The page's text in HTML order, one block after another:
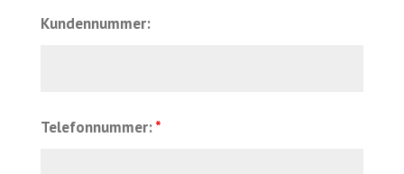
Kundennummer:
Telefonnummer:*